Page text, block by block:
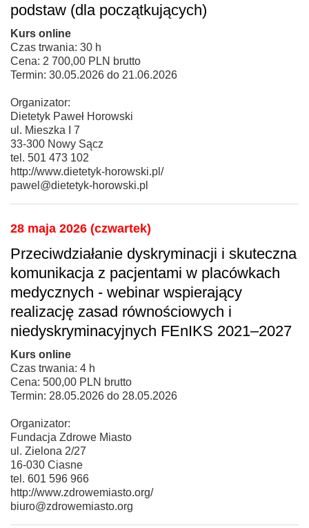
podstaw (dla początkujących)
Kurs online
Czas trwania: 30 h
Cena: 2 700,00 PLN brutto
Termin: 30.05.2026 do 21.06.2026
Organizator:
Dietetyk Paweł Horowski
ul. Mieszka I 7
33-300 Nowy Sącz
tel. 501 473 102
http://www.dietetyk-horowski.pl/
pawel@dietetyk-horowski.pl
28 maja 2026 (czwartek)
Przeciwdziałanie dyskryminacji i skuteczna
komunikacja z pacjentami w placówkach
medycznych - webinar wspierający
realizację zasad równościowych i
niedyskryminacyjnych FEnIKS 2021–2027
Kurs online
Czas trwania: 4 h
Cena: 500,00 PLN brutto
Termin: 28.05.2026 do 28.05.2026
Organizator:
Fundacja Zdrowe Miasto
ul. Zielona 2/27
16-030 Ciasne
tel. 601 596 966
http://www.zdrowemiasto.org/
biuro@zdrowemiasto.org